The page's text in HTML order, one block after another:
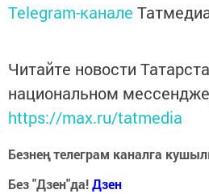
Telegram-канале
Читайте новости
национальном
https://max.ru/tatmedia
Безнең телеграм каналга
Без "Дзен"да!Дзен